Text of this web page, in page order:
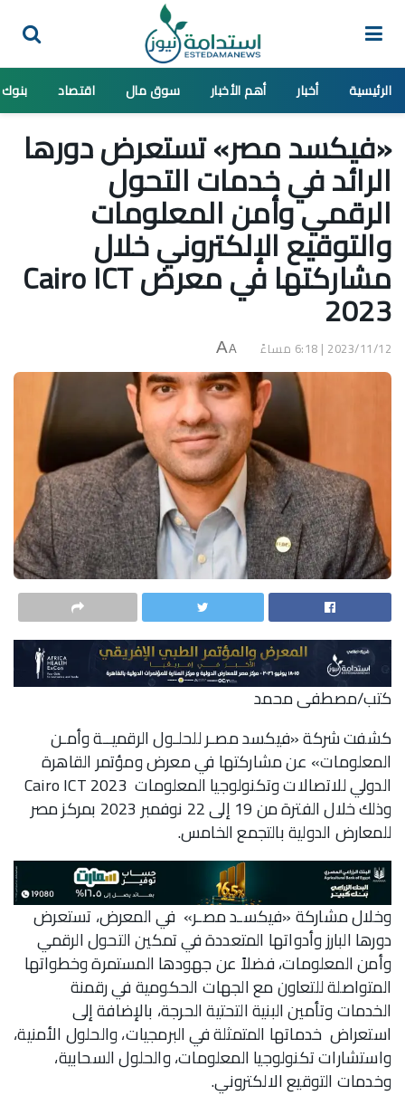
الرئيسية أخبار أهم الأخبار سوق مال اقتصاد بنوك
«فيكسد مصر» تستعرض دورها
الرائد في خدمات التحول
الرقمي وأمن المعلومات
والتوقيع الإلكتروني خلال
مشاركتها في معرض Cairo ICT
2023
2023/11/12 | 6:18 مساءً A
A
كتب/مصطفى محمد
كشفت شركة «فيكسد مصـر للحلـول الرقميــة وأمـن
المعلومات» عن مشاركتها في معرض ومؤتمر القاهرة
الدولي للاتصالات وتكنولوجيا المعلومات Cairo ICT 2023
وذلك خلال الفترة من 19 إلى 22 نوفمبر 2023 بمركز مصر
للمعارض الدولية بالتجمع الخامس.
وخلال مشاركة «فيكسـد مصـر» في المعرض، تستعرض
دورها البارز وأدواتها المتعددة في تمكين التحول الرقمي
وأمن المعلومات، فضلاً عن جهودها المستمرة وخطواتها
المتواصلة للتعاون مع الجهات الحكومية في رقمنة
الخدمات وتأمين البنية التحتية الحرجة، بالإضافة إلى
استعراض خدماتها المتمثلة في البرمجيات، والحلول الأمنية،
واستشارات تكنولوجيا المعلومات، والحلول السحابية،
وخدمات التوقيع الالكتروني.